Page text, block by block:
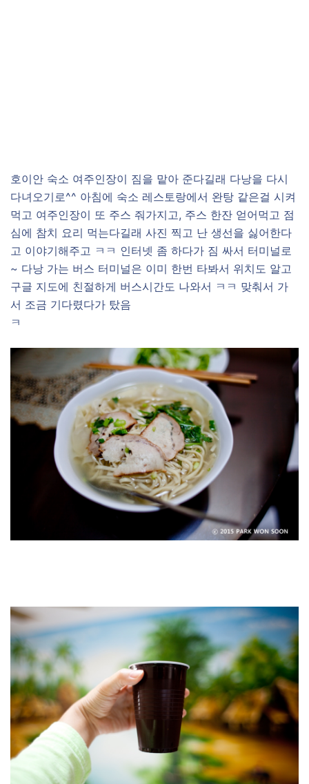
호이안 숙소 여주인장이 짐을 맡아 준다길래 다낭을 다시
다녀오기로^^ 아침에 숙소 레스토랑에서 완탕 같은걸 시켜
먹고 여주인장이 또 주스 줘가지고, 주스 한잔 얻어먹고 점
심에 참치 요리 먹는다길래 사진 찍고 난 생선을 싫어한다
고 이야기해주고 ㅋㅋ 인터넷 좀 하다가 짐 싸서 터미널로
~ 다낭 가는 버스 터미널은 이미 한번 타봐서 위치도 알고
구글 지도에 친절하게 버스시간도 나와서 ㅋㅋ 맞춰서 가
서 조금 기다렸다가 탔음